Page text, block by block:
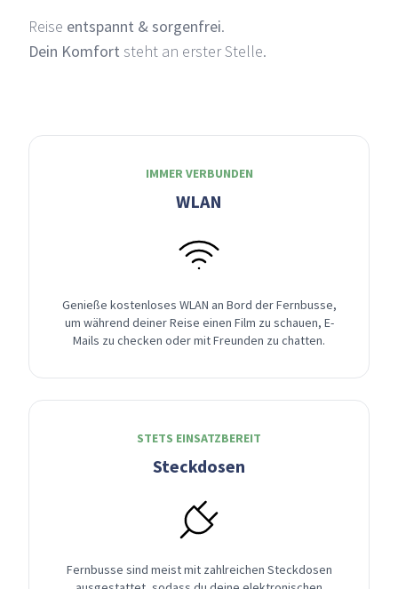
Reise entspannt & sorgenfrei.
Dein Komfort steht an erster Stelle.
IMMER VERBUNDEN
WLAN
Genieße kostenloses WLAN an Bord der Fernbusse,
um während deiner Reise einen Film zu schauen, E-
Mails zu checken oder mit Freunden zu chatten.
STETS EINSATZBEREIT
Steckdosen
Fernbusse sind meist mit zahlreichen Steckdosen